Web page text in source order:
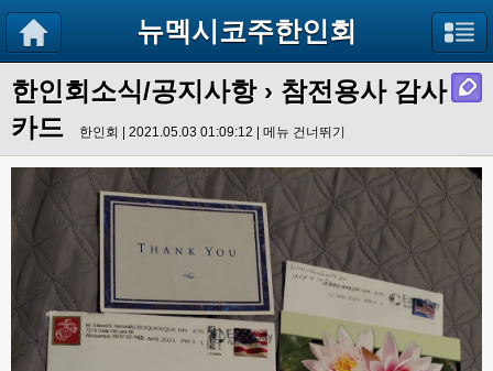
뉴멕시코주한인회
한인회소식/공지사항› 참전용사 감사
카드
한인회 | 2021.05.03 01:09:12 | 메뉴 건너뛰기